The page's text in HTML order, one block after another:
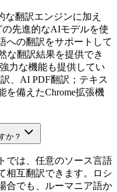
な翻訳エンジンに加え
の先進的なAIモデルを使
への翻訳をサポートして
な翻訳結果を提供でき
力な機能も提供してい
、AI PDF翻訳；テキス
を備えたChrome拡張機
か？
では、任意のソース言語
相互翻訳できます。ロシ
合でも、ルーマニア語か